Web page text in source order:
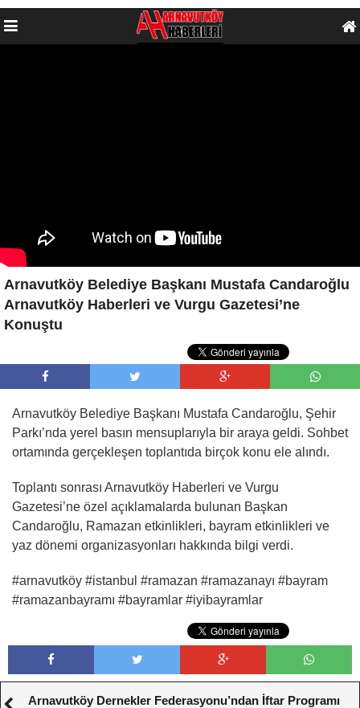
Arnavutköy Belediye Başkanı Mustafa Candaroğlu
Arnavutköy Haberleri ve Vurgu Gazetesi’ne
Konuştu
Arnavutköy Belediye Başkanı Mustafa Candaroğlu, Şehir
Parkı’nda yerel basın mensuplarıyla bir araya geldi. Sohbet
ortamında gerçekleşen toplantıda birçok konu ele alındı.
Toplantı sonrası Arnavutköy Haberleri ve Vurgu
Gazetesi’ne özel açıklamalarda bulunan Başkan
Candaroğlu, Ramazan etkinlikleri, bayram etkinlikleri ve
yaz dönemi organizasyonları hakkında bilgi verdi.
#arnavutköy #istanbul #ramazan #ramazanayı #bayram
#ramazanbayramı #bayramlar #iyibayramlar
Arnavutköy Dernekler Federasyonu’ndan İftar Programı